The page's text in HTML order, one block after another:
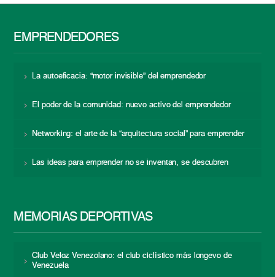
EMPRENDEDORES
La autoeficacia: “motor invisible” del emprendedor
El poder de la comunidad: nuevo activo del emprendedor
Networking: el arte de la “arquitectura social” para emprender
Las ideas para emprender no se inventan, se descubren
MEMORIAS DEPORTIVAS
Club Veloz Venezolano: el club ciclístico más longevo de
Venezuela